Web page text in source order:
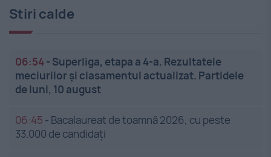
Stiri calde
06:54- Superliga, etapa a 4-a. Rezultatele
meciurilor și clasamentul actualizat. Partidele
de luni, 10 august
06:45 - Bacalaureat de toamnă 2026, cu peste
33.000 de candidați